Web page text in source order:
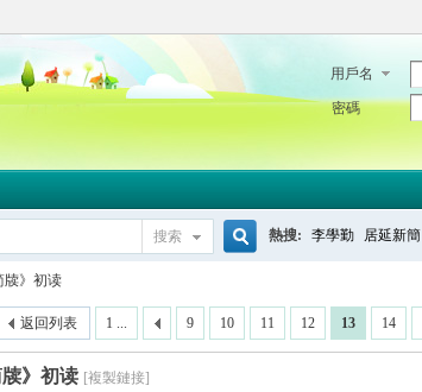
用戶名
密碼
搜索 熱搜: 李學勤 居延新簡
牍》初读
1 ... 9 10 11 12 13 14
返回列表
牍》初读 [複製鏈接]